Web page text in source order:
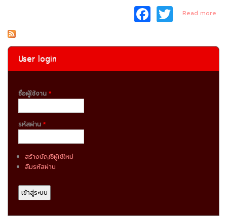
F
a
c
b
T
itt
Read more
User login
ชื่อผู้ใช้งาน *
รหัสผ่าน *
สร้างบัญชีผู้ใช้ใหม่
ลืมรหัสผ่าน